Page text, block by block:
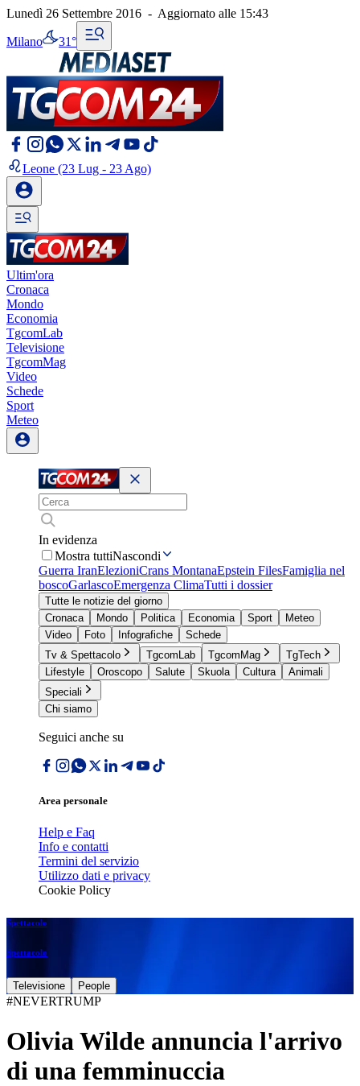
Lunedì 26 Settembre 2016 - Aggiornato alle 15:43
Milano 31°
Leone (23 Lug - 23 Ago)
Ultim'ora
Cronaca
Mondo
Economia
TgcomLab
Televisione
TgcomMag
Video
Schede
Sport
Meteo
In evidenza
Mostra tuttiNascondi
Guerra IranElezioniCrans MontanaEpstein FilesFamiglia nel
boscoGarlascoEmergenza ClimaTutti i dossier
Tutte le notizie del giorno
Cronaca
Mondo Politica Economia Sport
Meteo
Video
Foto Infografiche
Schede
Tv & Spettacolo
TgcomLab TgcomMag
TgTech
Lifestyle
Oroscopo Salute Skuola Cultura
Animali
Speciali
Chi siamo
Seguici anche su
Area personale
Help e Faq
Info e contatti
Termini del servizio
Utilizzo dati e privacy
Cookie Policy
Spettacolo
Spettacolo
Televisione People
#NEVERTRUMP
Olivia Wilde annuncia l'arrivo
di una femminuccia